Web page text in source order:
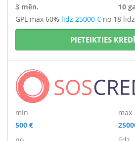
3 mēn.
10
GPL max 60% līdz 25000 € no 18
PIETEIKTIES
min
500 €
max